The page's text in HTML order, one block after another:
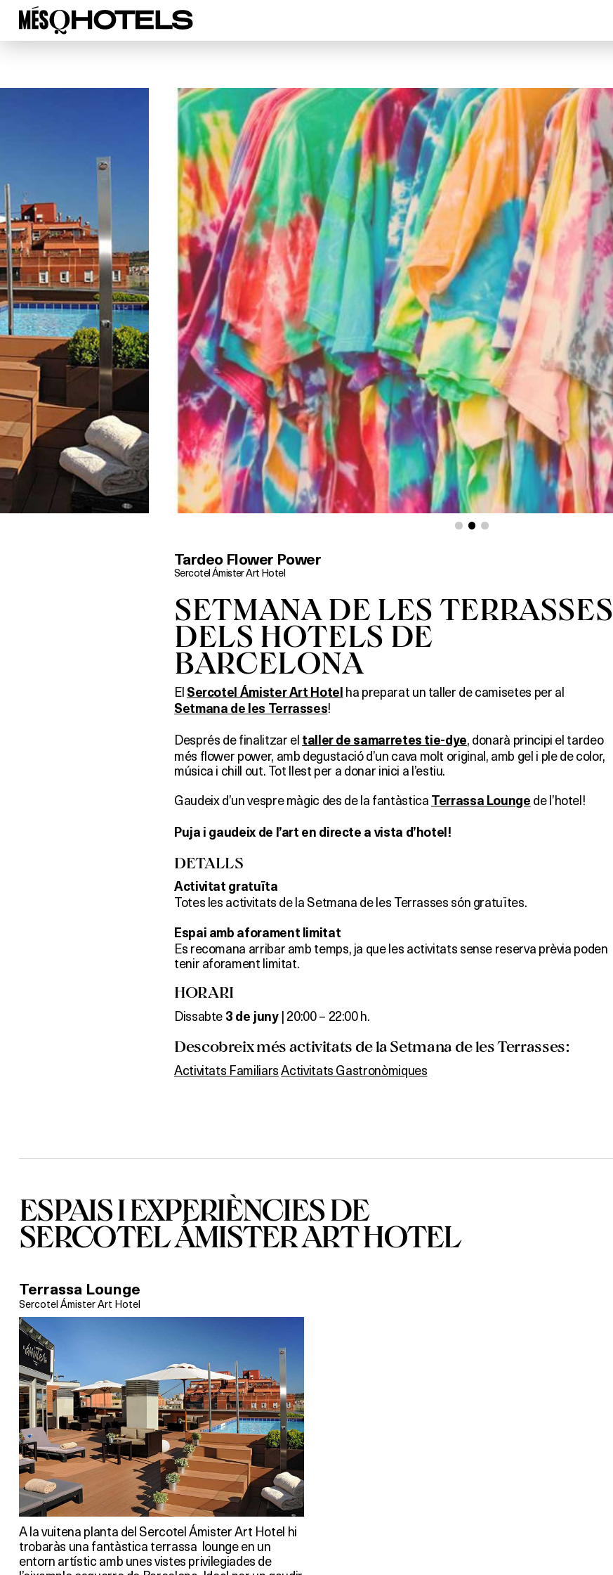
Tardeo Flower Power
Sercotel Ámister Art Hotel
SETMANA DE LES TERRASSES
DELS HOTELS DE
BARCELONA
El Sercotel Ámister Art Hotel ha preparat un taller de camisetes per al
Setmana de les Terrasses!
Després de finalitzar el taller de samarretes tie-dye, donarà principi el tardeo
més flower power, amb degustació d’un cava molt original, amb gel i ple de color,
música i chill out. Tot llest per a donar inici a l’estiu.
Gaudeix d’un vespre màgic des de la fantàstica Terrassa Lounge de l’hotel!
Puja i gaudeix de l’art en directe a vista d’hotel!
DETALLS
Activitat gratuïta
Totes les activitats de la Setmana de les Terrasses són gratuïtes.
Espai amb aforament limitat
Es recomana arribar amb temps, ja que les activitats sense reserva prèvia poden
tenir aforament limitat.
HORARI
Dissabte 3 de juny| 20:00 – 22:00 h.
Descobreix més activitats de la Setmana de les Terrasses:
Activitats FamiliarsActivitats Gastronòmiques
ESPAIS I EXPERIÈNCIES DE
SERCOTEL ÁMISTER ART HOTEL
Terrassa Lounge
Sercotel Ámister Art Hotel
A la vuitena planta del Sercotel Ámister Art Hotel hi
trobaràs una fantàstica terrassa lounge en un
entorn artístic amb unes vistes privilegiades de